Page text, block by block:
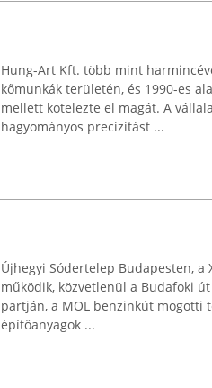
Hung-Art Kft. több mint
kőmunkák területén, és 1990-es
mellett kötelezte el magát. A
hagyományos precizitást ...
Újhegyi Sódertelep Budapesten,
működik, közvetlenül a Budafoki
partján, a MOL benzinkút mögötti
építőanyagok ...